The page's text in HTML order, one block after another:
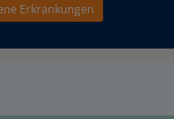
Erkrankungen